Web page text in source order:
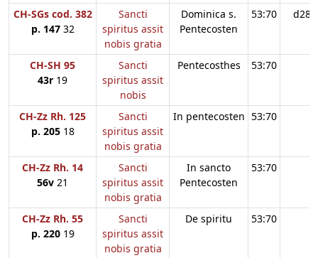
CH-SGs cod. 382
p. 14732
Sancti
spiritus assit
nobis gratia
Dominica s.
Pentecosten
53:70 d28
CH-SH 95
43r 19
Sancti
spiritus assit
nobis
Pentecosthes 53:70
CH-Zz Rh. 125
p. 20518
Sancti
spiritus assit
nobis gratia
In pentecosten 53:70
CH-Zz Rh. 14
56v 21
Sancti
spiritus assit
nobis gratia
In sancto
Pentecosten
53:70
CH-Zz Rh. 55
p. 22019
Sancti
spiritus assit
nobis gratia
De spiritu 53:70